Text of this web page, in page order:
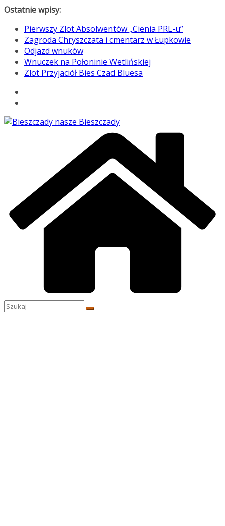
Przejdź
treści
Ostatnie wpisy:
Pierwszy Zlot Absolwentów „Cienia PRL-u”
Zagroda Chryszczata i cmentarz w Łupkowie
Odjazd wnuków
Wnuczek na Połoninie Wetlińskiej
Zlot Przyjaciół Bies Czad Bluesa